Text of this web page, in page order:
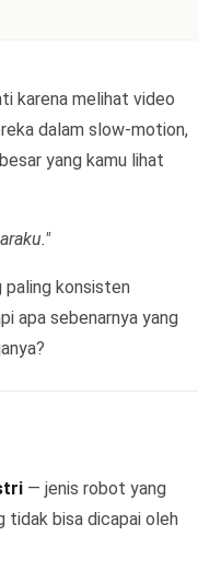
karena melihat video
dalam slow-motion,
yang kamu lihat
paling konsisten
apa sebenarnya yang
— jenis robot yang
tidak bisa dicapai oleh